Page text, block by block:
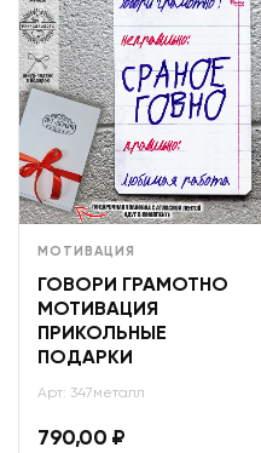
МОТИВАЦИЯ
ГОВОРИ ГРАМОТНО
МОТИВАЦИЯ
ПРИКОЛЬНЫЕ
ПОДАРКИ
Арт: 347металл
790,00 ₽